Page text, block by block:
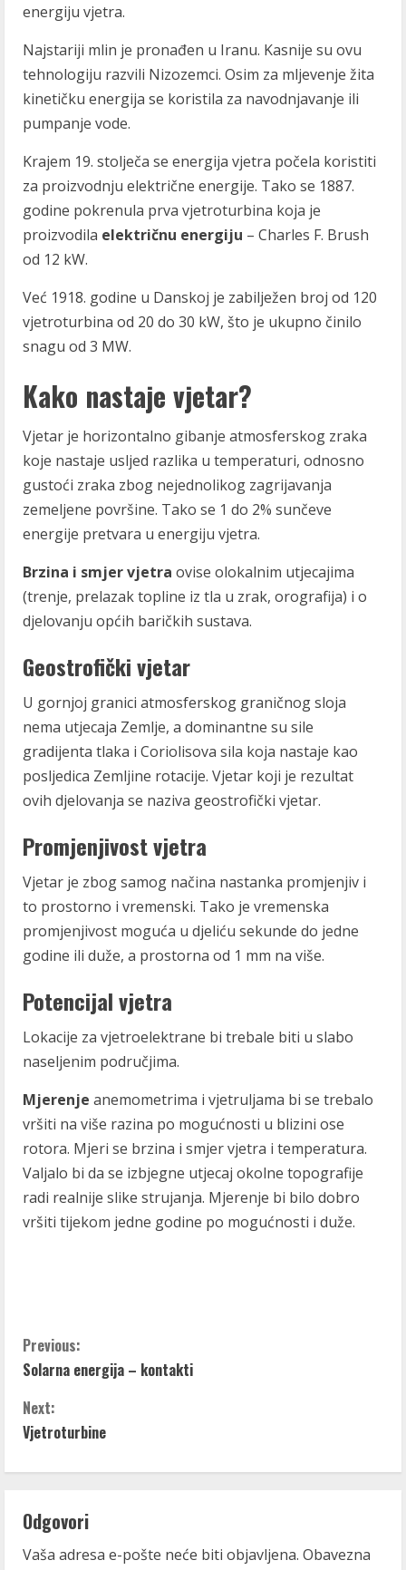
energiju vjetra.
Najstariji mlin je pronađen u Iranu. Kasnije su ovu
tehnologiju razvili Nizozemci. Osim za mljevenje žita
kinetičku energija se koristila za navodnjavanje ili
pumpanje vode.
Krajem 19. stolječa se energija vjetra počela koristiti
za proizvodnju električne energije. Tako se 1887.
godine pokrenula prva vjetroturbina koja je
proizvodila električnu energiju – Charles F. Brush
od 12 kW.
Već 1918. godine u Danskoj je zabilježen broj od 120
vjetroturbina od 20 do 30 kW, što je ukupno činilo
snagu od 3 MW.
Kako nastaje vjetar?
Vjetar je horizontalno gibanje atmosferskog zraka
koje nastaje usljed razlika u temperaturi, odnosno
gustoći zraka zbog nejednolikog zagrijavanja
zemeljene površine. Tako se 1 do 2% sunčeve
energije pretvara u energiju vjetra.
Brzina i smjer vjetra ovise olokalnim utjecajima
(trenje, prelazak topline iz tla u zrak, orografija) i o
djelovanju općih baričkih sustava.
Geostrofički vjetar
U gornjoj granici atmosferskog graničnog sloja
nema utjecaja Zemlje, a dominantne su sile
gradijenta tlaka i Coriolisova sila koja nastaje kao
posljedica Zemljine rotacije. Vjetar koji je rezultat
ovih djelovanja se naziva geostrofički vjetar.
Promjenjivost vjetra
Vjetar je zbog samog načina nastanka promjenjiv i
to prostorno i vremenski. Tako je vremenska
promjenjivost moguća u djeliću sekunde do jedne
godine ili duže, a prostorna od 1 mm na više.
Potencijal vjetra
Lokacije za vjetroelektrane bi trebale biti u slabo
naseljenim područjima.
Mjerenje anemometrima i vjetruljama bi se trebalo
vršiti na više razina po mogućnosti u blizini ose
rotora. Mjeri se brzina i smjer vjetra i temperatura.
Valjalo bi da se izbjegne utjecaj okolne topografije
radi realnije slike strujanja. Mjerenje bi bilo dobro
vršiti tijekom jedne godine po mogućnosti i duže.
C
o
n
t
i
n
Previous:
Solarna energija – kontakti
Next:
Vjetroturbine
Odgovori
Vaša adresa e-pošte neće biti objavljena. Obavezna